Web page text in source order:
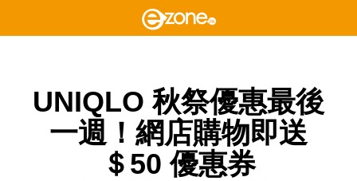
UNIQLO 秋祭優惠最後
一週！網店購物即送
＄50 優惠券